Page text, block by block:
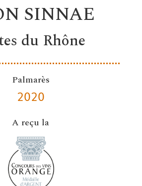
SINNAE
du Rhône
Palmarès
2020
A reçu la